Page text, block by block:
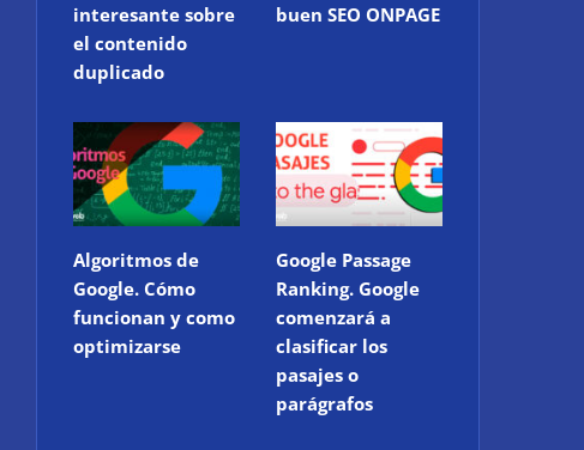
interesante sobre
el contenido
duplicado
buen SEO ONPAGE
Algoritmos de
Google. Cómo
funcionan y como
optimizarse
Google Passage
Ranking. Google
comenzará a
clasificar los
pasajes o
parágrafos